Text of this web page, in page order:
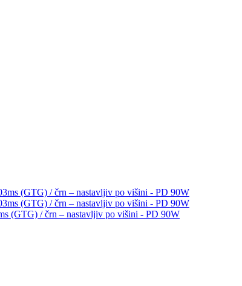
(GTG) / črn – nastavljiv po višini - PD 90W